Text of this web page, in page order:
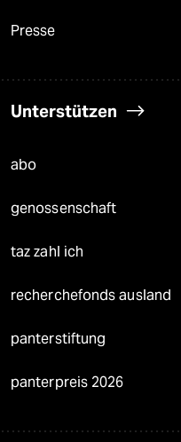
Presse
Unterstützen
abo
genossenschaft
taz zahl ich
recherchefonds ausland
panterstiftung
panterpreis 2026